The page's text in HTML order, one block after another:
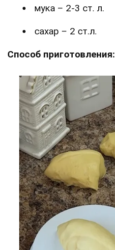
мука – 2-3 ст. л.
сахар – 2 ст.л.
Способ приготовления: